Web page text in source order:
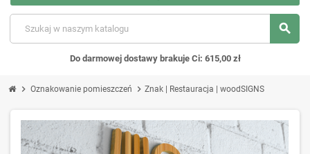
search
Do darmowej dostawy brakuje Ci: 615,00 zł
chevron_right Oznakowanie pomieszczeń chevron_right Znak | Restauracja | woodSIGNS